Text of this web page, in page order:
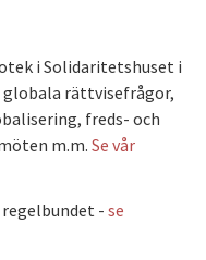
i Solidaritetshuset i
rättvisefrågor,
freds- och
m.m. Se vår
regelbundet -se